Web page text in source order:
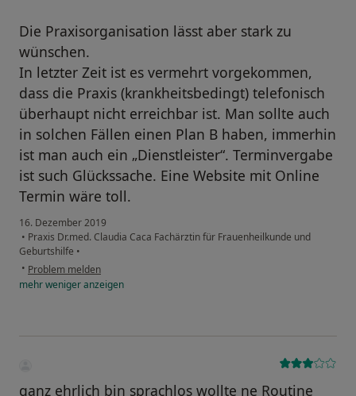
Die Praxisorganisation lässt aber stark zu
wünschen.
In letzter Zeit ist es vermehrt vorgekommen,
dass die Praxis (krankheitsbedingt) telefonisch
überhaupt nicht erreichbar ist. Man sollte auch
in solchen Fällen einen Plan B haben, immerhin
ist man auch ein „Dienstleister“. Terminvergabe
ist such Glückssache. Eine Website mit Online
Termin wäre toll.
16. Dezember 2019
• Praxis Dr.med. Claudia Caca Fachärztin für Frauenheilkunde und
Geburtshilfe •
• Problem melden
mehrwenigeranzeigen
ganz ehrlich bin sprachlos wollte ne Routine